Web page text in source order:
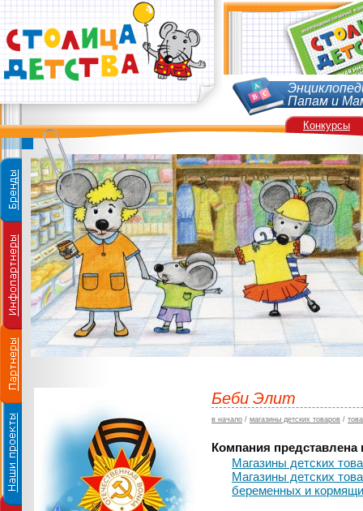
Папам и
Беби Элит
в начало / магазины детских товаров /
Компания представлена
Магазины детских
Магазины детских
беременных и
Конкурсы